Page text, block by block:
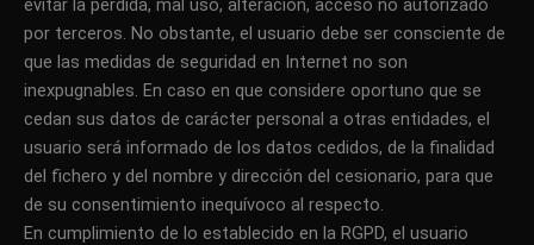
evitar la perdida, mal uso, alteración, acceso no autorizado
por terceros. No obstante, el usuario debe ser consciente de
que las medidas de seguridad en Internet no son
inexpugnables. En caso en que considere oportuno que se
cedan sus datos de carácter personal a otras entidades, el
usuario será informado de los datos cedidos, de la finalidad
del fichero y del nombre y dirección del cesionario, para que
de su consentimiento inequívoco al respecto.
En cumplimiento de lo establecido en la RGPD, el usuario